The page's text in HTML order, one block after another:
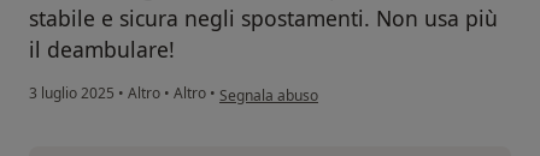
stabile e sicura negli spostamenti. Non usa più
il deambulare!
3 luglio 2025 • Altro • Altro • secondo l'opinione dell'utente S A
Segnala abuso